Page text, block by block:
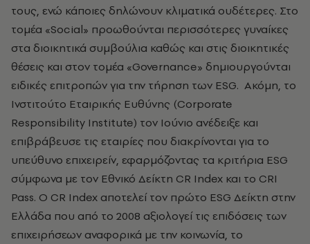
τους, ενώ κάποιες δηλώνουν κλιματικά ουδέτερες. Στο
τομέα «Social» προωθούνται περισσότερες γυναίκες
στα διοικητικά συμβούλια καθώς και στις διοικητικές
θέσεις και στον τομέα «Governance» δημιουργούνται
ειδικές επιτροπών για την τήρηση των ESG. Ακόμη, το
Ινστιτούτο Εταιρικής Ευθύνης (Corporate
Responsibility Institute) τον Ιούνιο ανέδειξε και
επιβράβευσε τις εταιρίες που διακρίνονται για το
υπεύθυνο επιχειρείν, εφαρμόζοντας τα κριτήρια ESG
σύμφωνα με τον Εθνικό Δείκτη CR Index και το CRI
Pass. Ο CR Index αποτελεί τον πρώτο ESG Δείκτη στην
Ελλάδα που από το 2008 αξιολογεί τις επιδόσεις των
επιχειρήσεων αναφορικά με την κοινωνία, το